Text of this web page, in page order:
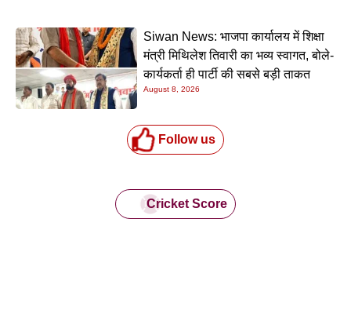
Siwan News: भाजपा कार्यालय में शिक्षा
मंत्री मिथिलेश तिवारी का भव्य स्वागत, बोले-
कार्यकर्ता ही पार्टी की सबसे बड़ी ताकत
August 8, 2026
Follow us
Cricket Score